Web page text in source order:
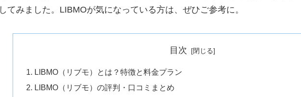
してみました。LIBMOが気になっている方は、ぜひご参考に。
目次
LIBMO（リブモ）とは？特徴と料金プラン
LIBMO（リブモ）の評判・口コミまとめ